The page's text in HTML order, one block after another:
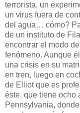
terrorista, un
un virus fuera de
del agua… cómo?
de un instituto de
encontrar el modo
fenómeno. Aunque
una crisis en su
en tren, luego en
de Elliot que es
éste, que tiene ocho
Pennsylvania,